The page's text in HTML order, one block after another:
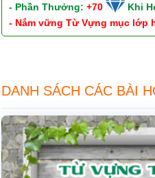
- Phần Thưởng:+70
Khi
- Nắm vững Từ Vựng mục lớp
DANH SÁCH CÁC BÀI